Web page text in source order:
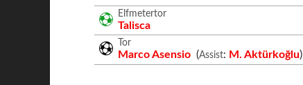
Elfmetertor
Talisca
Tor
Marco Asensio (Assist: M. Aktürkoğlu)